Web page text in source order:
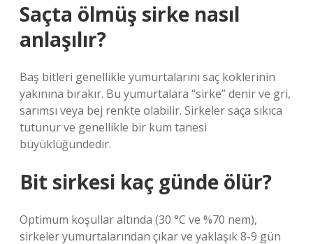
Saçta ölmüş sirke nasıl
anlaşılır?
Baş bitleri genellikle yumurtalarını saç köklerinin
yakınına bırakır. Bu yumurtalara “sirke” denir ve gri,
sarımsı veya bej renkte olabilir. Sirkeler saça sıkıca
tutunur ve genellikle bir kum tanesi
büyüklüğündedir.
Bit sirkesi kaç günde ölür?
Optimum koşullar altında (30 °C ve %70 nem),
sirkeler yumurtalarından çıkar ve yaklaşık 8-9 gün